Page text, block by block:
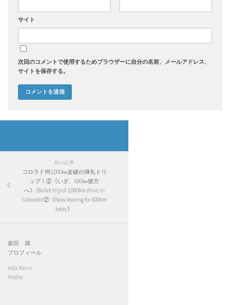
サイト
次回のコメントで使用するためブラウザーに自分の名前、メールアドレス、
サイトを保存する。
前の記事
コロラド州2,000㎞走破の弾丸トリ
ップ！②《いざ、600㎞彼方
へ》/Bullet trip of 2,000km drive in
Colorado!②《Now leaving for 600km
away》
家田 満
プロフィール
Ieda Mann
Profile